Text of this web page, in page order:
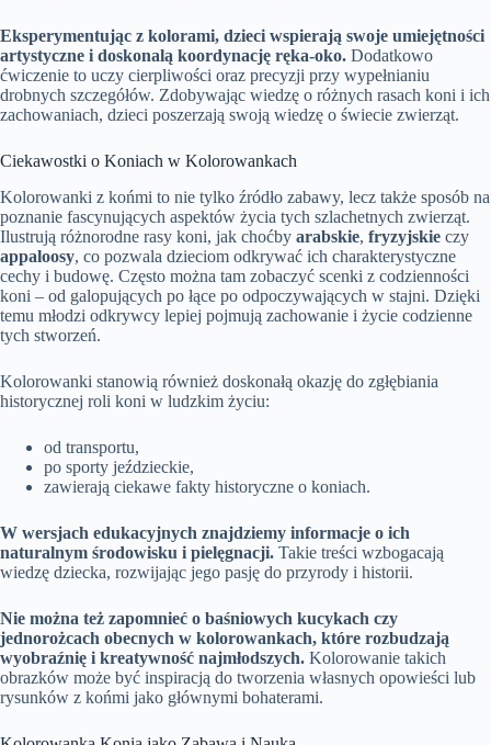
Eksperymentując z kolorami, dzieci wspierają swoje umiejętności
artystyczne i doskonalą koordynację ręka-oko. Dodatkowo
ćwiczenie to uczy cierpliwości oraz precyzji przy wypełnianiu
drobnych szczegółów. Zdobywając wiedzę o różnych rasach koni i ich
zachowaniach, dzieci poszerzają swoją wiedzę o świecie zwierząt.
Ciekawostki o Koniach w Kolorowankach
Kolorowanki z końmi to nie tylko źródło zabawy, lecz także sposób na
poznanie fascynujących aspektów życia tych szlachetnych zwierząt.
Ilustrują różnorodne rasy koni, jak choćby arabskie, fryzyjskie czy
appaloosy, co pozwala dzieciom odkrywać ich charakterystyczne
cechy i budowę. Często można tam zobaczyć scenki z codzienności
koni – od galopujących po łące po odpoczywających w stajni. Dzięki
temu młodzi odkrywcy lepiej pojmują zachowanie i życie codzienne
tych stworzeń.
Kolorowanki stanowią również doskonałą okazję do zgłębiania
historycznej roli koni w ludzkim życiu:
od transportu,
po sporty jeździeckie,
zawierają ciekawe fakty historyczne o koniach.
W wersjach edukacyjnych znajdziemy informacje o ich
naturalnym środowisku i pielęgnacji. Takie treści wzbogacają
wiedzę dziecka, rozwijając jego pasję do przyrody i historii.
Nie można też zapomnieć o baśniowych kucykach czy
jednorożcach obecnych w kolorowankach, które rozbudzają
wyobraźnię i kreatywność najmłodszych. Kolorowanie takich
obrazków może być inspiracją do tworzenia własnych opowieści lub
rysunków z końmi jako głównymi bohaterami.